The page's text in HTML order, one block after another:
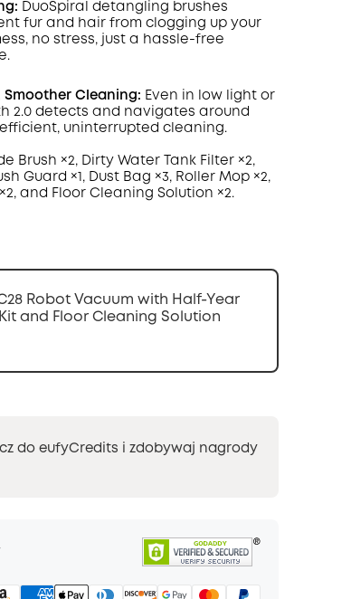
DuoSpiral detangling brushes
fur and hair from clogging up your
no stress, just a hassle-free
Cleaning: Even in low light or
2.0 detects and navigates around
uninterrupted cleaning.
Brush ×2, Dirty Water Tank Filter ×2,
Guard ×1, Dust Bag ×3, Roller Mop ×2,
and Floor Cleaning Solution ×2.
Robot Vacuum with Half-Year
and Floor Cleaning Solution
do eufyCredits i zdobywaj nagrody